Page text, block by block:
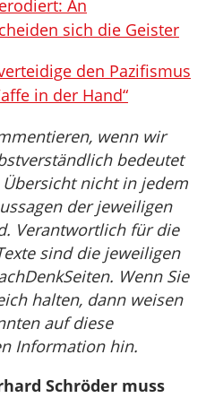
An
sich die Geister
den Pazifismus
in der Hand“
wenn wir
bedeutet
nicht in jedem
der jeweiligen
Verantwortlich für die
sind die jeweiligen
Wenn Sie
halten, dann weisen
auf diese
Information hin.
Schröder muss